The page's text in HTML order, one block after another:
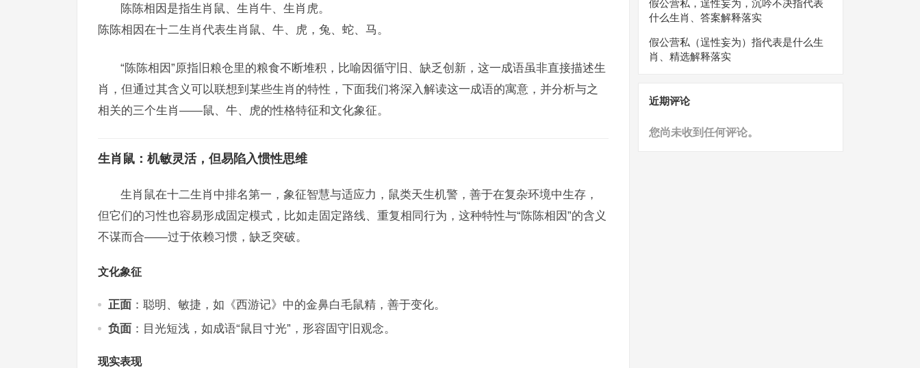
陈陈相因是指生肖鼠、生肖牛、生肖虎。
陈陈相因在十二生肖代表生肖鼠、牛、虎，兔、蛇、马。
“陈陈相因”原指旧粮仓里的粮食不断堆积，比喻因循守旧、缺乏创新，这一成语虽非直接描述生
肖，但通过其含义可以联想到某些生肖的特性，下面我们将深入解读这一成语的寓意，并分析与之
相关的三个生肖——鼠、牛、虎的性格特征和文化象征。
生肖鼠：机敏灵活，但易陷入惯性思维
生肖鼠在十二生肖中排名第一，象征智慧与适应力，鼠类天生机警，善于在复杂环境中生存，
但它们的习性也容易形成固定模式，比如走固定路线、重复相同行为，这种特性与“陈陈相因”的含义
不谋而合——过于依赖习惯，缺乏突破。
文化象征
正面 ：聪明、敏捷，如《西游记》中的金鼻白毛鼠精，善于变化。
负面 ：目光短浅，如成语“鼠目寸光”，形容固守旧观念。
现实表现
假公营私，逞性妄为，沉吟不决指代表
什么生肖、答案解释落实
假公营私（逞性妄为）指代表是什么生
肖、精选解释落实
近期评论
您尚未收到任何评论。